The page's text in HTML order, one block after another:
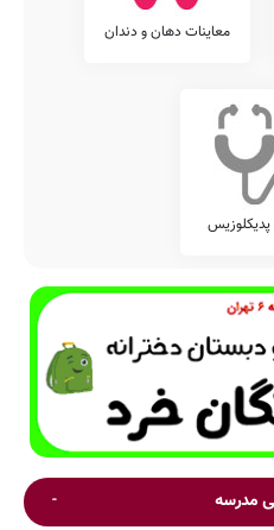
معاینات دهان و دندان
پدیکلوزیس
مدرسه